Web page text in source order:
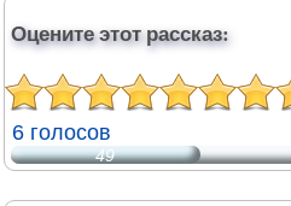
Оцените этот рассказ:
6 голосов
49